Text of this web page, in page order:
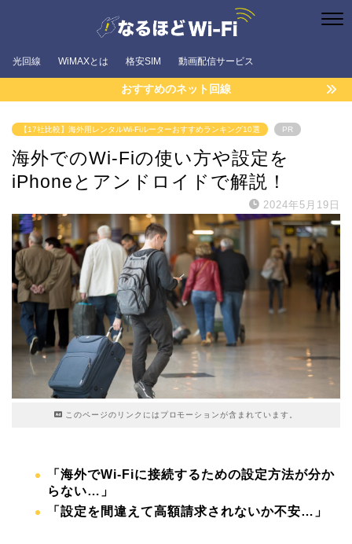
光回線 WiMAXとは 格安SIM 動画配信サービス
おすすめのネット回線
【17社比較】海外用レンタルWi-Fiルーターおすすめランキング10選 PR
海外でのWi-Fiの使い方や設定を
iPhoneとアンドロイドで解説！
2024年5月19日
このページのリンクにはプロモーションが含まれています。
「海外でWi-Fiに接続するための設定方法が分か
らない…」
「設定を間違えて高額請求されないか不安…」